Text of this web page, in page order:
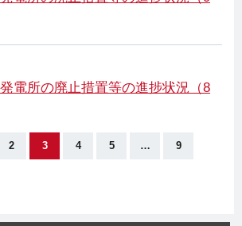
電所の廃止措置等の進捗状況（8
2 3 4 5 … 9